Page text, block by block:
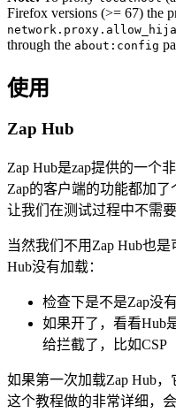
Firefox versions (>= 67) the
through the about:config
使用
Zap Hub
Zap Hub是zap提供的一个
Zap的客户端的功能都加
让我们在测试过程中不需
当然我们不用Zap Hub也
Hub没有加载：
检查下是不是Zap没有
如果开了，看看Hub
给拦截了，比如CSP
如果第一次加载Zap Hub，
这个教程做的非常详细，